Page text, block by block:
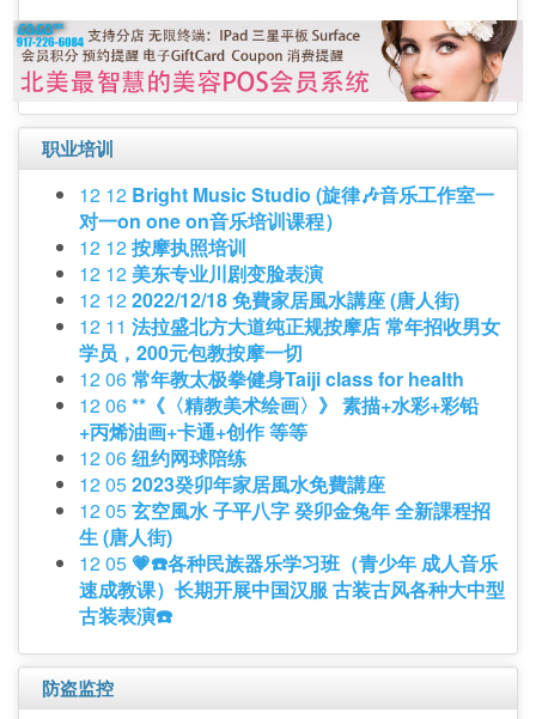
职业培训
12 12 Bright Music Studio (旋律🎶音乐工作室一
对一on one on音乐培训课程）
12 12按摩执照培训
12 12 美东专业川剧变脸表演
12 122022/12/18 免費家居風水講座 (唐人街)
12 11 法拉盛北方大道纯正规按摩店 常年招收男女
学员，200元包教按摩一切
12 06常年教太极拳健身Taiji class for health
12 06**《〈精教美术绘画〉》 素描+水彩+彩铅
+丙烯油画+卡通+创作 等等
12 06纽约网球陪练
12 052023癸卯年家居風水免費講座
12 05玄空風水 子平八字 癸卯金兔年 全新課程招
生 (唐人街)
12 05 💗☎️各种民族器乐学习班（青少年 成人音乐
速成教课）长期开展中国汉服 古装古风各种大中型
古装表演☎️
防盗监控